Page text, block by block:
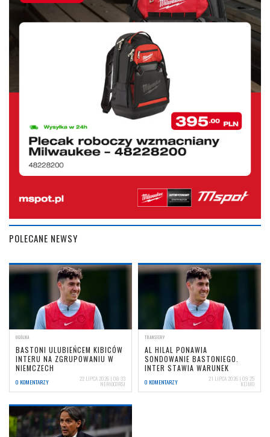
POLECANE NEWSY
OGÓLNA
BASTONI ULUBIEŃCEM KIBICÓW
INTERU NA ZGRUPOWANIU W
NIEMCZECH
0 KOMENTARZY 22 LIPCA 2026 | 08:33
NERIOCORSI
TRANSFERY
AL HILAL PONAWIA
SONDOWANIE BASTONIEGO.
INTER STAWIA WARUNEK
0 KOMENTARZY 21 LIPCA 2026 | 09:25
KEJMO